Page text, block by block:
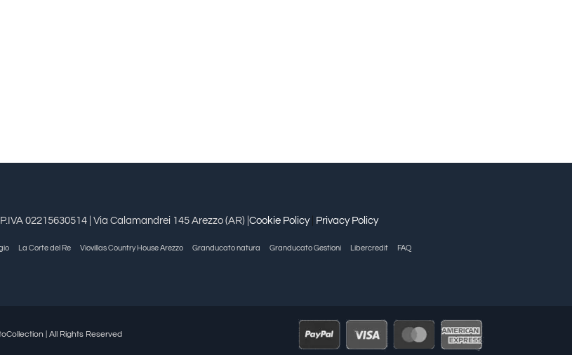
02215630514 | Via Calamandrei 145 Arezzo (AR) | Cookie Policy| Privacy Policy
La Corte del Re Viovillas Country House Arezzo Granducato natura Granducato Gestioni Libercredit FAQ
| All Rights Reserved